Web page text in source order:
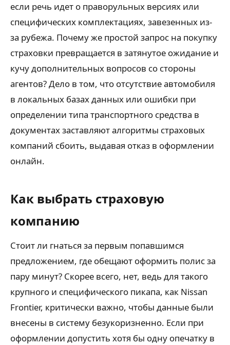
если речь идет о праворульных версиях или
специфических комплектациях, завезенных из-
за рубежа. Почему же простой запрос на покупку
страховки превращается в затянутое ожидание и
кучу дополнительных вопросов со стороны
агентов? Дело в том, что отсутствие автомобиля
в локальных базах данных или ошибки при
определении типа транспортного средства в
документах заставляют алгоритмы страховых
компаний сбоить, выдавая отказ в оформлении
онлайн.
Как выбрать страховую
компанию
Стоит ли гнаться за первым попавшимся
предложением, где обещают оформить полис за
пару минут? Скорее всего, нет, ведь для такого
крупного и специфического пикапа, как Nissan
Frontier, критически важно, чтобы данные были
внесены в систему безукоризненно. Если при
оформлении допустить хотя бы одну опечатку в